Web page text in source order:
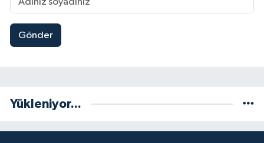
Gönder
Yükleniyor...